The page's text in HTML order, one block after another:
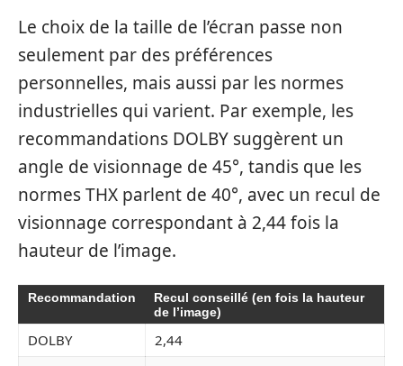
Le choix de la taille de l’écran passe non
seulement par des préférences
personnelles, mais aussi par les normes
industrielles qui varient. Par exemple, les
recommandations DOLBY suggèrent un
angle de visionnage de 45°, tandis que les
normes THX parlent de 40°, avec un recul de
visionnage correspondant à 2,44 fois la
hauteur de l’image.
Recommandation
Recul conseillé (en fois la hauteur
de l’image)
DOLBY
2,44